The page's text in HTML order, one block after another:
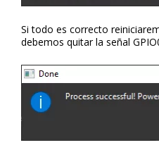
Si todo es correcto
debemos quitar la señal